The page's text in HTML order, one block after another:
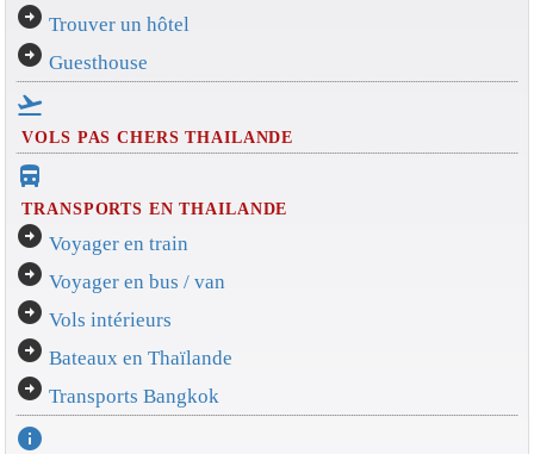
arrow_circle_right Trouver un hôtel
arrow_circle_right Guesthouse
flight_takeoff
VOLS PAS CHERS THAILANDE
directions_bus_filled
TRANSPORTS EN THAILANDE
arrow_circle_right Voyager en train
arrow_circle_right Voyager en bus / van
arrow_circle_right Vols intérieurs
arrow_circle_right Bateaux en Thaïlande
arrow_circle_right Transports Bangkok
info